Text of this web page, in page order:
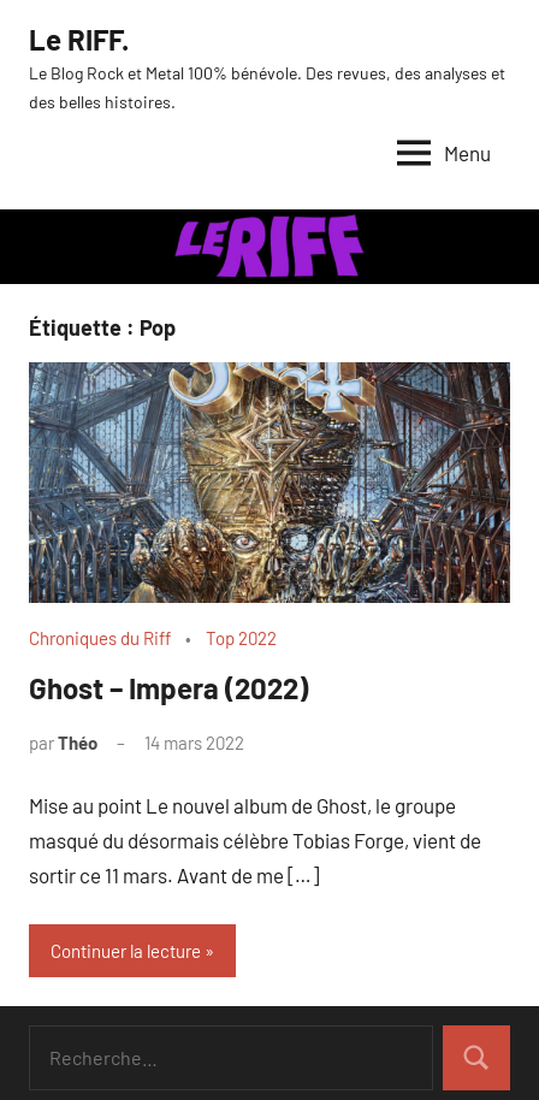
contenu
Le RIFF.
Le Blog Rock et Metal 100% bénévole. Des revues, des analyses et
des belles histoires.
Menu
Étiquette : Pop
Chroniques du Riff Top 2022
Ghost – Impera (2022)
parThéo 14 mars 2022
Mise au point Le nouvel album de Ghost, le groupe
masqué du désormais célèbre Tobias Forge, vient de
sortir ce 11 mars. Avant de me […]
Continuer la lecture